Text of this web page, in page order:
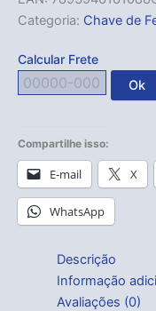
Categoria: Chave de
Calcular Frete
Ok
Compartilhe isso:
E-mail X
WhatsApp
Descrição
Informação
Avaliações (0)